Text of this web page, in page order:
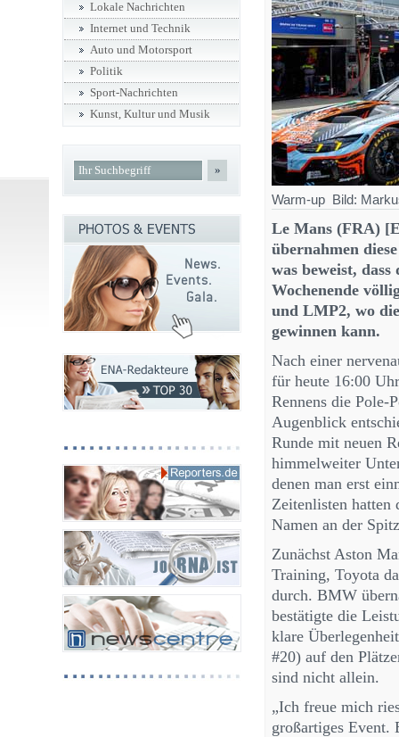
Warm-up Bild:
Le Mans (FRA)
übernahmen
was beweist,
Wochenende
und LMP2, wo
gewinnen kann.
Nach einer
für heute 16:00
Rennens die Pole-
Augenblick
Runde mit neuen
himmelweiter
denen man erst
Zeitenlisten hatten
Namen an der
Zunächst Aston
Training, Toyota
durch. BMW
bestätigte die
klare
#20) auf den
sind nicht allein.
„Ich freue mich
großartiges Event.
Lokale Nachrichten
Internet und Technik
Auto und Motorsport
Politik
Sport-Nachrichten
Kunst, Kultur und Musik
»